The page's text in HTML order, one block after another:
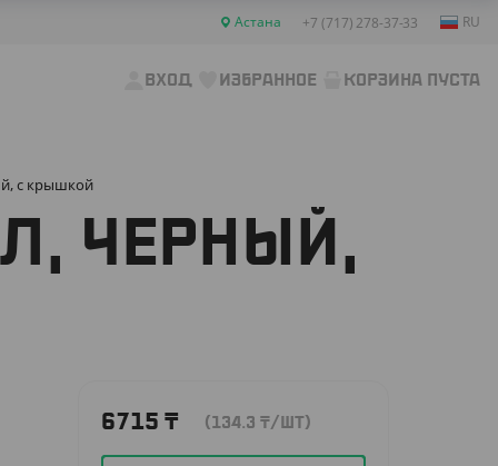
Астана +7 (717) 278-37-33 RU
ВХОД ИЗБРАННОЕ КОРЗИНА ПУСТА
с крышкой
ЧЕРНЫЙ,
6715 ₸ (134.3 ₸/ШТ)